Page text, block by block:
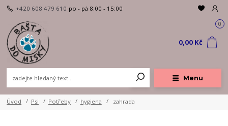
Menu
+420 608 479 610 po - pá 8:00 - 15:00
0
0,00 Kč
Úvod Psi Potřeby hygiena zahrada